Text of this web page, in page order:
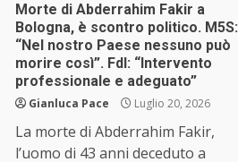
Morte di Abderrahim Fakir a
Bologna, è scontro politico. M5S:
“Nel nostro Paese nessuno può
morire così”. FdI: “Intervento
professionale e adeguato”
Gianluca Pace Luglio 20, 2026
La morte di Abderrahim Fakir,
l’uomo di 43 anni deceduto a